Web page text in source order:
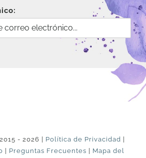
- 2026 | Política de Privacidad
Preguntas Frecuentes
Mapa del